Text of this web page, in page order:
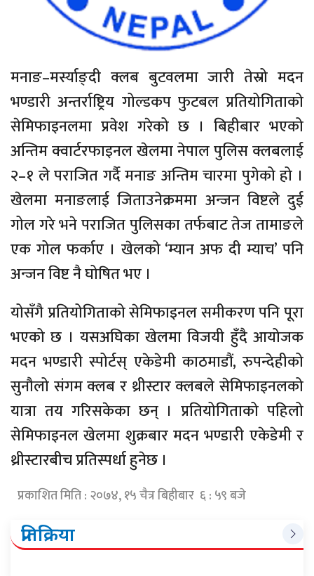
मनाङ–मर्स्याङ्दी क्लब बुटवलमा जारी तेस्रो मदन
भण्डारी अन्तर्राष्ट्रिय गोल्डकप फुटबल प्रतियोगिताको
सेमिफाइनलमा प्रवेश गरेको छ । बिहीबार भएको
अन्तिम क्वार्टरफाइनल खेलमा नेपाल पुलिस क्लबलाई
२–१ ले पराजित गर्दै मनाङ अन्तिम चारमा पुगेको हो ।
खेलमा मनाङलाई जिताउनेक्रममा अन्जन विष्टले दुई
गोल गरे भने पराजित पुलिसका तर्फबाट तेज तामाङले
एक गोल फर्काए । खेलको ‘म्यान अफ दी म्याच’ पनि
अन्जन विष्ट नै घोषित भए ।
योसँगै प्रतियोगिताको सेमिफाइनल समीकरण पनि पूरा
भएको छ । यसअघिका खेलमा विजयी हुँदै आयोजक
मदन भण्डारी स्पोर्टस् एकेडेमी काठमाडौं, रुपन्देहीको
सुनौलो संगम क्लब र थ्रीस्टार क्लबले सेमिफाइनलको
यात्रा तय गरिसकेका छन् । प्रतियोगिताको पहिलो
सेमिफाइनल खेलमा शुक्रबार मदन भण्डारी एकेडेमी र
थ्रीस्टारबीच प्रतिस्पर्धा हुनेछ ।
प्रकाशित मिति : २०७४, १५ चैत्र बिहीबार ६ : ५९ बजे
प्रतिक्रिया